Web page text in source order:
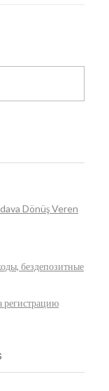
Dönüş Veren
бездепозитные
регистрацию